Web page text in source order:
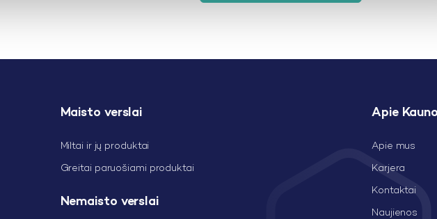
Maisto verslai
Miltai ir jų produktai
Greitai paruošiami produktai
Nemaisto verslai
Apie
Apie mus
Karjera
Kontaktai
Naujienos